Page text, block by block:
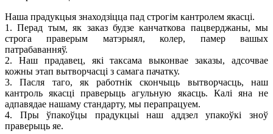
Наша прадукцыя знаходзіцца пад строгім кантролем якасці.
1. Перад тым, як заказ будзе канчаткова пацверджаны, мы
строга праверым матэрыял, колер, памер вашых
патрабаванняў.
2. Наш прадавец, які таксама выконвае заказы, адсочвае
кожны этап вытворчасці з самага пачатку.
3. Пасля таго, як работнік скончыць вытворчасць, наш
кантроль якасці праверыць агульную якасць. Калі яна не
адпавядае нашаму стандарту, мы перапрацуем.
4. Пры ўпакоўцы прадукцыі наш аддзел упакоўкі зноў
праверыць яе.